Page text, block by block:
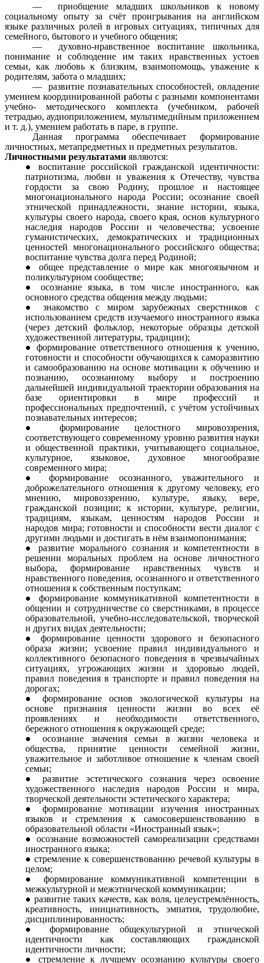
— приобщение младших школьников к новому
социальному опыту за счёт проигрывания на английском
языке различных ролей в игровых ситуациях, типичных для
семейного, бытового и учебного общения;
— духовно-нравственное воспитание школьника,
понимание и соблюдение им таких нравственных устоев
семьи, как любовь к близким, взаимопомощь, уважение к
родителям, забота о младших;
— развитие познавательных способностей, овладение
умением координированной работы с разными компонентами
учебно- методического комплекта (учебником, рабочей
тетрадью, аудиоприложением, мультимедийным приложением
и т. д.), умением работать в паре, в группе.
Данная программа обеспечивает формирование
личностных, метапредметных и предметных результатов.
Личностными результатами являются:
воспитание российской гражданской идентичности:
патриотизма, любви и уважения к Отечеству, чувства
гордости за свою Родину, прошлое и настоящее
многонационального народа России; осознание своей
этнической принадлежности, знание истории, языка,
культуры своего народа, своего края, основ культурного
наследия народов России и человечества; усвоение
гуманистических, демократических и традиционных
ценностей многонационального российского общества;
воспитание чувства долга перед Родиной;
общее представление о мире как многоязычном и
поликультурном сообществе;
осознание языка, в том числе иностранного, как
основного средства общения между людьми;
знакомство с миром зарубежных сверстников с
использованием средств изучаемого иностранного языка
(через детский фольклор, некоторые образцы детской
художественной литературы, традиции);
формирование ответственного отношения к учению,
готовности и способности обучающихся к саморазвитию
и самообразованию на основе мотивации к обучению и
познанию, осознанному выбору и построению
дальнейшей индивидуальной траектории образования на
базе ориентировки в мире профессий и
профессиональных предпочтений, с учётом устойчивых
познавательных интересов;
формирование целостного мировоззрения,
соответствующего современному уровню развития науки
и общественной практики, учитывающего социальное,
культурное, языковое, духовное многообразие
современного мира;
формирование осознанного, уважительного и
доброжелательного отношения к другому человеку, его
мнению, мировоззрению, культуре, языку, вере,
гражданской позиции; к истории, культуре, религии,
традициям, языкам, ценностям народов России и
народов мира; готовности и способности вести диалог с
другими людьми и достигать в нём взаимопонимания;
развитие морального сознания и компетентности в
решении моральных проблем на основе личностного
выбора, формирование нравственных чувств и
нравственного поведения, осознанного и ответственного
отношения к собственным поступкам;
формирование коммуникативной компетентности в
общении и сотрудничестве со сверстниками, в процессе
образовательной, учебно-исследовательской, творческой
и других видах деятельности;
формирование ценности здорового и безопасного
образа жизни; усвоение правил индивидуального и
коллективного безопасного поведения в чрезвычайных
ситуациях, угрожающих жизни и здоровью людей,
правил поведения в транспорте и правил поведения на
дорогах;
формирование основ экологической культуры на
основе признания ценности жизни во всех её
проявлениях и необходимости ответственного,
бережного отношения к окружающей среде;
осознание значения семьи в жизни человека и
общества, принятие ценности семейной жизни,
уважительное и заботливое отношение к членам своей
семьи;
развитие эстетического сознания через освоение
художественного наследия народов России и мира,
творческой деятельности эстетического характера;
формирование мотивации изучения иностранных
языков и стремления к самосовершенствованию в
образовательной области «Иностранный язык»;
осознание возможностей самореализации средствами
иностранного языка;
стремление к совершенствованию речевой культуры в
целом;
формирование коммуникативной компетенции в
межкультурной и межэтнической коммуникации;
развитие таких качеств, как воля, целеустремлённость,
креативность, инициативность, эмпатия, трудолюбие,
дисциплинированность;
формирование общекультурной и этнической
идентичности как составляющих гражданской
идентичности личности;
стремление к лучшему осознанию культуры своего